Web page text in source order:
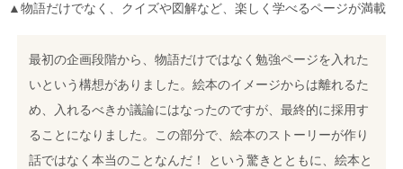
▲物語だけでなく、クイズや図解など、 楽しく学べるページが満載
最初の企画段階から、物語だけではなく勉強ページを入れた
いという構想がありました。 絵本のイメージからは離れるた
め、入れるべきか議論にはなったのですが、最終的に採用す
ることになりました。
この部分で、絵本のストーリーが作り
話ではなく本当のことなんだ！ という驚きとともに、絵本と